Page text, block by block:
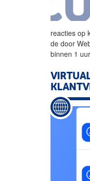
reacties op
de door
binnen 1